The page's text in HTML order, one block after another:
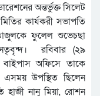
অন্তর্ভুক্ত সিলেট
কার্যকরী সভাপতি
ফুলেল শুভেচছা
রবিবার (২৯
বাইপাস অফিসে তাকে
এসময় উপস্থিত ছিলেন
হাজী নানু মিয়া, রোশন